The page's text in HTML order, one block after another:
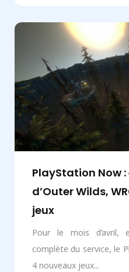
PlayStation Now
d’Outer Wilds,
jeux
Pour le mois d’avril,
complète du service, le
4 nouveaux jeux...